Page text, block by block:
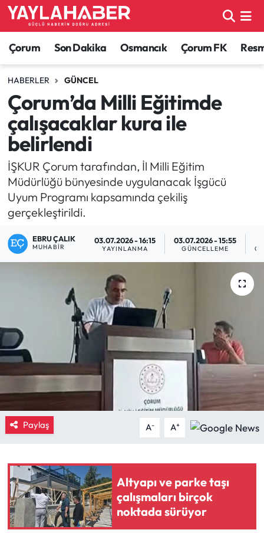
Çorum Son Dakika Osmancık Çorum FK
HABERLER GÜNCEL
Çorum’da Milli Eğitimde
çalışacaklar kura ile
belirlendi
İŞKUR Çorum tarafından, İl Milli Eğitim
Müdürlüğü bünyesinde uygulanacak İşgücü
Uyum Programı kapsamında çekiliş
gerçekleştirildi.
EBRU ÇALIK
MUHABIR
03.07.2026 - 16:15
YAYINLANMA
03.07.2026 - 15:55
GÜNCELLEME
Paylaş A- A+
Altyapı ve parke taşı
çalışmaları birçok
noktada sürüyor
Alaca Haberleri
Bayat Haberleri
Bilgi - Keşfet Haberleri
Bilim ve Teknoloji
Boğazkale Haberleri
Çorum Haberleri
Ekonomi
İskilip Haberleri
Kimdir?
Kültür Sanat
Laçin Haberleri
Magazin
Çorum Nöbetçi Eczaneler
Çorum Hava Durumu
Çorum Namaz Vakitleri
Çorum Trafik Yoğunluk Haritası
TFF 1.Lig Puan Durumu ve Fikstür
Tüm Manşetler